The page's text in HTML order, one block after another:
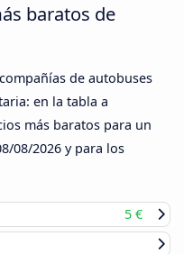
baratos de
de autobuses
en la tabla a
más baratos para un
08/2026 y para los
5 €